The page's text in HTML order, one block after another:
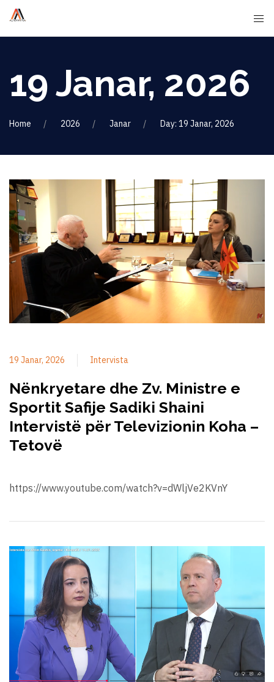
19 Janar, 2026
Home 2026 Janar Day: 19 Janar, 2026
19 Janar, 2026 Intervista
Nënkryetare dhe Zv. Ministre e
Sportit Safije Sadiki Shaini
Intervistë për Televizionin Koha –
Tetovë
https://www.youtube.com/watch?v=dWljVe2KVnY